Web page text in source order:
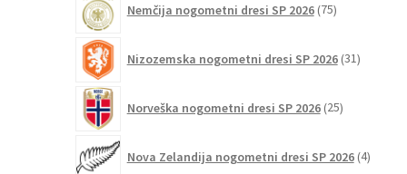
Nemčija nogometni dresi SP 2026 75izdelkov
Nizozemska nogometni dresi SP 2026 31izdelkov
Norveška nogometni dresi SP 2026 25izdelkov
Nova Zelandija nogometni dresi SP 2026 4izdelki